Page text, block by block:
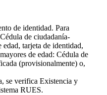
de identidad. Para
de ciudadanía-
edad, tarjeta de identidad,
de edad: Cédula de
(provisionalmente) o,
se verifica Existencia y
RUES.